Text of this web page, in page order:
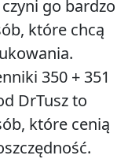
go bardzo
które chcą
350 + 351
DrTusz to
które cenią